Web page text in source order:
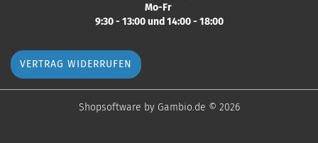
Mo-Fr
9:30 - 13:00 und 14:00 - 18:00
VERTRAG WIDERRUFEN
Shopsoftware by Gambio.de © 2026